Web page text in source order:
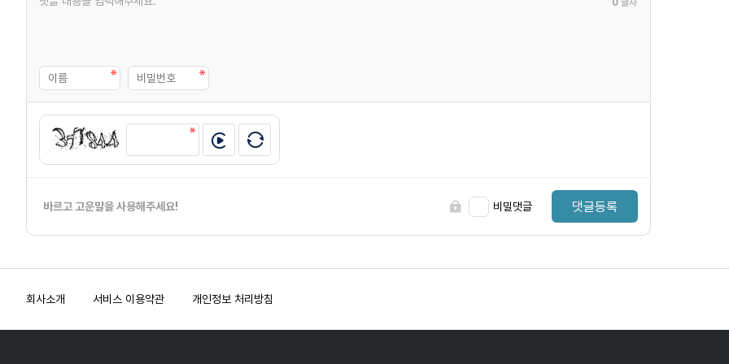
0 글자
바르고 고운말을 사용해주세요! 비밀댓글 댓글등록
회사소개 서비스 이용약관 개인정보 처리방침